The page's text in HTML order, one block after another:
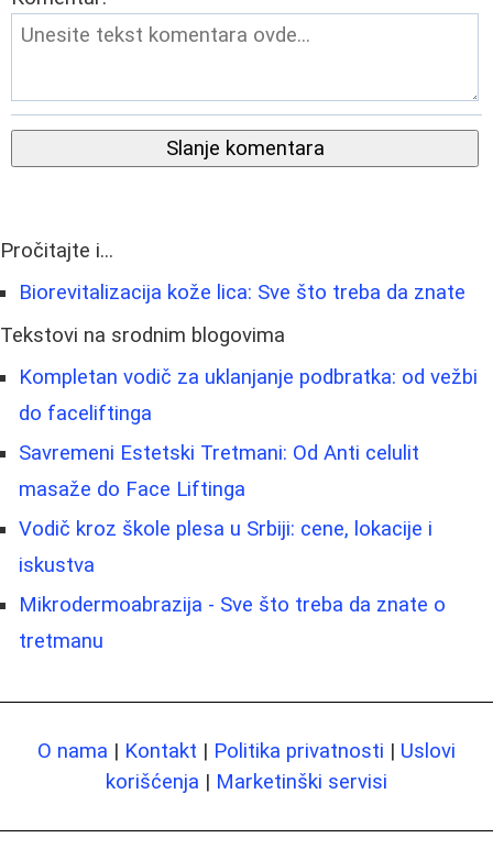
Slanje komentara
Pročitajte i...
Biorevitalizacija kože lica: Sve što treba da znate
Tekstovi na srodnim blogovima
Kompletan vodič za uklanjanje podbratka: od vežbi
do faceliftinga
Savremeni Estetski Tretmani: Od Anti celulit
masaže do Face Liftinga
Vodič kroz škole plesa u Srbiji: cene, lokacije i
iskustva
Mikrodermoabrazija - Sve što treba da znate o
tretmanu
O nama | Kontakt | Politika privatnosti | Uslovi
korišćenja | Marketinški servisi